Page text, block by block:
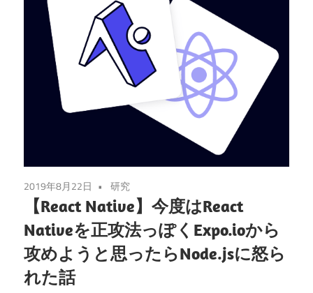
2019年8月22日 研究
【React Native】今度はReact
Nativeを正攻法っぽくExpo.ioから
攻めようと思ったらNode.jsに怒ら
れた話